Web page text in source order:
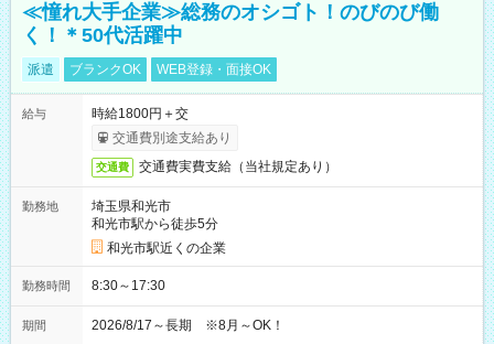
≪憧れ大手企業≫総務のオシゴト！のびのび働
く！＊50代活躍中
派遣 ブランクOK WEB登録・面接OK
給与
時給1800円＋交
交通費別途支給あり
交通費 交通費実費支給（当社規定あり）
勤務地
埼玉県和光市
和光市駅から徒歩5分
和光市駅近くの企業
勤務時間 8:30～17:30
期間 2026/8/17～長期 ※8月～OK！